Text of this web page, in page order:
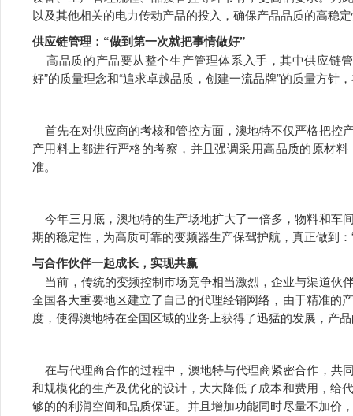
以及其他相关的电力传动产品的投入，确保产品品质的高稳
供应链管理：“做到第一次就把事情做好”
高品质的产品要从整个生产管理体系入手，其中供应链
好”的质量理念和“追求卓越品质，创建一流品牌”的质量方针
首先在对供应商的考核和管控方面，澳地特不仅严格把控
产用料上都进行严格的考察，并且强调采用高品质的原材
准。
今年三月底，澳地特的生产场地扩大了一倍多，物料和车
期的稳定性，为高质可靠的变频器生产保驾护航，真正做到
与合作伙伴一起成长，实现共赢
当前，传统的变频控制市场竞争相当激烈，企业与渠道伙
全国各大重要地区建立了自己的代理经销网络，由于精准的
度，使得澳地特在全国区域的业务上获得了迅猛的发展，产
在与代理商合作的过程中，澳地特与代理商紧密合作，共
和规模化的生产及优化的设计，大大降低了成本和费用，给
够的的利润空间和品质保证。并且增加功能同时尽量不加价